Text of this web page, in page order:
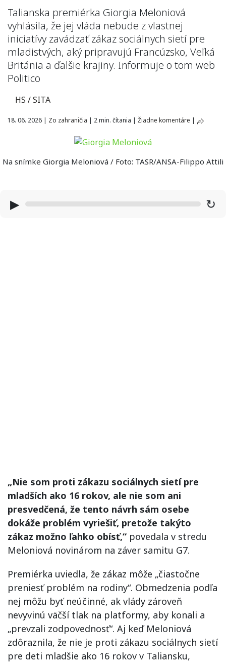
Talianska premiérka Giorgia Meloniová
vyhlásila, že jej vláda nebude z vlastnej
iniciatívy zavádzať zákaz sociálnych sietí pre
mladistvých, aký pripravujú Francúzsko, Veľká
Británia a ďalšie krajiny. Informuje o tom web
Politico
HS / SITA
18. 06. 2026 | Zo zahraničia | 2 min. čítania | Žiadne komentáre |
Na snímke Giorgia Meloniová / Foto: TASR/ANSA-Filippo Attili
▶ ↻
„Nie som proti zákazu sociálnych sietí pre
mladších ako 16 rokov, ale nie som ani
presvedčená, že tento návrh sám osebe
dokáže problém vyriešiť, pretože takýto
zákaz možno ľahko obísť,“ povedala v stredu
Meloniová novinárom na záver samitu G7.
Premiérka uviedla, že zákaz môže „čiastočne
preniesť problém na rodiny“. Obmedzenia podľa
nej môžu byť neúčinné, ak vlády zároveň
nevyvinú väčší tlak na platformy, aby konali a
„prevzali zodpovednosť“. Aj keď Meloniová
zdôraznila, že nie je proti zákazu sociálnych sietí
pre deti mladšie ako 16 rokov v Taliansku,